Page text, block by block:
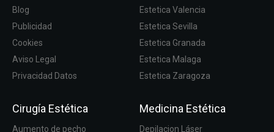
Blog
Publicidad
Cookies
Aviso Legal
Privacidad Datos
Estetica Valencia
Estetica Sevilla
Estetica Granada
Estetica Malaga
Estetica Zaragoza
Cirugía Estética
Aumento de pecho
Medicina Estética
Depilacion Láser